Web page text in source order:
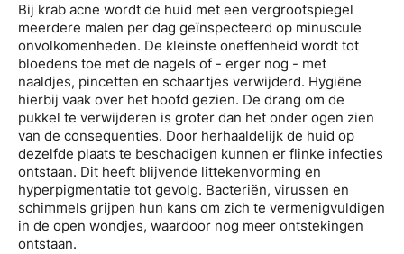
Bij krab acne wordt de huid met een vergrootspiegel
meerdere malen per dag geïnspecteerd op minuscule
onvolkomenheden. De kleinste oneffenheid wordt tot
bloedens toe met de nagels of - erger nog - met
naaldjes, pincetten en schaartjes verwijderd. Hygiëne
hierbij vaak over het hoofd gezien. De drang om de
pukkel te verwijderen is groter dan het onder ogen zien
van de consequenties. Door herhaaldelijk de huid op
dezelfde plaats te beschadigen kunnen er flinke infecties
ontstaan. Dit heeft blijvende littekenvorming en
hyperpigmentatie tot gevolg. Bacteriën, virussen en
schimmels grijpen hun kans om zich te vermenigvuldigen
in de open wondjes, waardoor nog meer ontstekingen
ontstaan.